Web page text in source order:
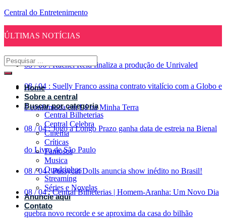
Central do Entretenimento
ÚLTIMAS NOTÍCIAS
08 / 06 : Rachel Reid finaliza a produção de Unrivaled
08 / 04 : Suelly Franco assina contrato vitalício com a Globo e
é confirmada em Lá na Minha Terra
08 / 04 : Jogo a Longo Prazo ganha data de estreia na Bienal
do Livro de São Paulo
08 / 04 : Pussycat Dolls anuncia show inédito no Brasil!
08 / 04 : Central Bilheterias | Homem-Aranha: Um Novo Dia
quebra novo recorde e se aproxima da casa do bilhão
Home
Sobre a central
Buscar por categoria
Central Bilheterias
Central Celebra
Cinema
Críticas
Famosos
Musica
Quadrinhos
Streaming
Séries e Novelas
Anuncie aqui
Contato